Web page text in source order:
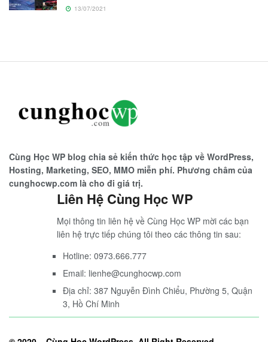
13/07/2021
Cùng Học WP blog chia sẻ kiến thức học tập về WordPress,
Hosting, Marketing, SEO, MMO miễn phí. Phương châm của
cunghocwp.com là cho đi giá trị.
Liên Hệ Cùng Học WP
Mọi thông tin liên hệ về Cùng Học WP mời các bạn
liên hệ trực tiếp chúng tôi theo các thông tin sau:
Hotline: 0973.666.777
Email: lienhe@cunghocwp.com
Địa chỉ: 387 Nguyễn Đình Chiểu, Phường 5, Quận
3, Hồ Chí Minh